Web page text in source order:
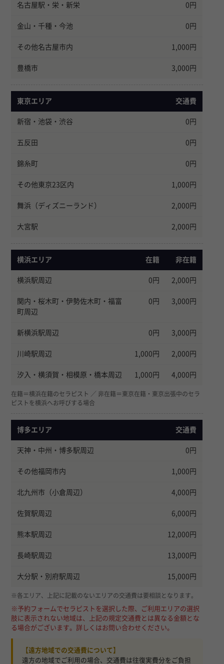
名古屋駅・栄・新栄 0円
金山・千種・今池 0円
その他名古屋市内 1,000円
豊橋市 3,000円
東京エリア 交通費
新宿・池袋・渋谷 0円
五反田 0円
錦糸町 0円
その他東京23区内 1,000円
舞浜（ディズニーランド） 2,000円
大宮駅 2,000円
横浜エリア 在籍 非在籍
横浜駅周辺 0円 2,000円
関内・桜木町・伊勢佐木町・福富
町周辺
0円 3,000円
新横浜駅周辺 0円 3,000円
川崎駅周辺 1,000円 2,000円
汐入・横須賀・相模原・橋本周辺 1,000円 4,000円
在籍＝横浜在籍のセラピスト ／ 非在籍＝東京在籍・東京出張中のセラ
ピストを横浜へお呼びする場合
博多エリア 交通費
天神・中州・博多駅周辺 0円
その他福岡市内 1,000円
北九州市（小倉周辺） 4,000円
佐賀駅周辺 6,000円
熊本駅周辺 12,000円
長崎駅周辺 13,000円
大分駅・別府駅周辺 15,000円
※各エリア、上記に記載のないエリアの交通費は要相談となります。
※予約フォームでセラピストを選択した際、ご利用エリアの選択
肢に表示されない地域は、上記の規定交通費とは異なる金額とな
る場合がございます。詳しくはお問い合わせください。
【遠方地域での交通費について】
遠方の地域でご利用の場合、交通費は往復実費分をご負担